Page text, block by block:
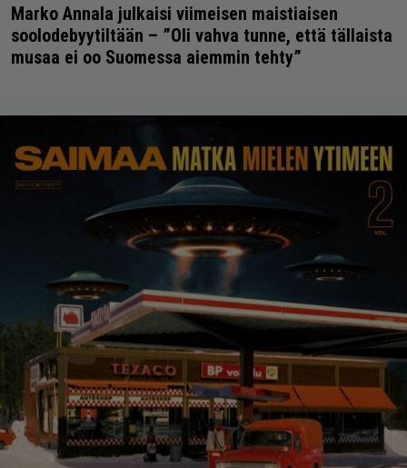
Marko Annala julkaisi viimeisen maistiaisen
soolodebyytiltään – ”Oli vahva tunne, että tällaista
musaa ei oo Suomessa aiemmin tehty”